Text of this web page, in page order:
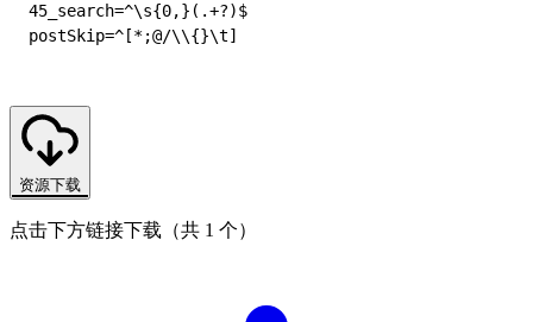
45_search=^\s{0,}(.+?)$
资源下载
点击下方链接下载（共 1 个）